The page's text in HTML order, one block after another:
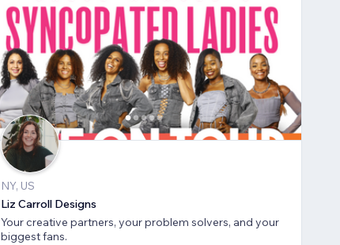
NY, US
Liz Carroll Designs
Your creative partners, your problem solvers, and your
biggest fans.